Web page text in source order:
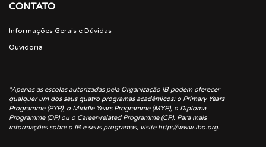
CONTATO
Informações Gerais e Dúvidas
Ouvidoria
*Apenas as escolas autorizadas pela Organização IB podem oferecer
qualquer um dos seus quatro programas acadêmicos: o Primary Years
Programme (PYP), o Middle Years Programme (MYP), o Diploma
Programme (DP) ou o Career-related Programme (CP). Para mais
informações sobre o IB e seus programas, visite http://www.ibo.org.